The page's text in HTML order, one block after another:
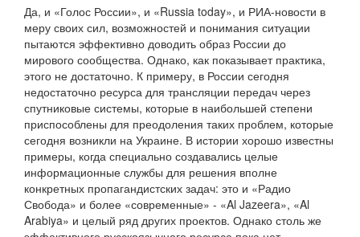
Да, и «Голос России», и «Russia today», и РИА-новости в
меру своих сил, возможностей и понимания ситуации
пытаются эффективно доводить образ России до
мирового сообщества. Однако, как показывает практика,
этого не достаточно. К примеру, в России сегодня
недостаточно ресурса для трансляции передач через
спутниковые системы, которые в наибольшей степени
приспособлены для преодоления таких проблем, которые
сегодня возникли на Украине. В истории хорошо известны
примеры, когда специально создавались целые
информационные службы для решения вполне
конкретных пропагандистских задач: это и «Радио
Свобода» и более «современные» - «Al Jazeera», «Al
Arabiya» и целый ряд других проектов. Однако столь же